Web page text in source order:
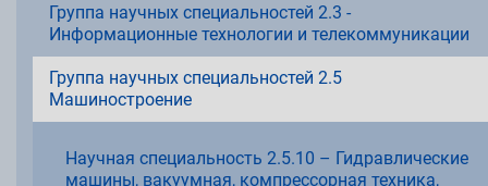
Группа научных специальностей 2.3 -
Информационные технологии и телекоммуникации
Группа научных специальностей 2.5
Машиностроение
Научная специальность 2.5.10 – Гидравлические
машины, вакуумная, компрессорная техника,